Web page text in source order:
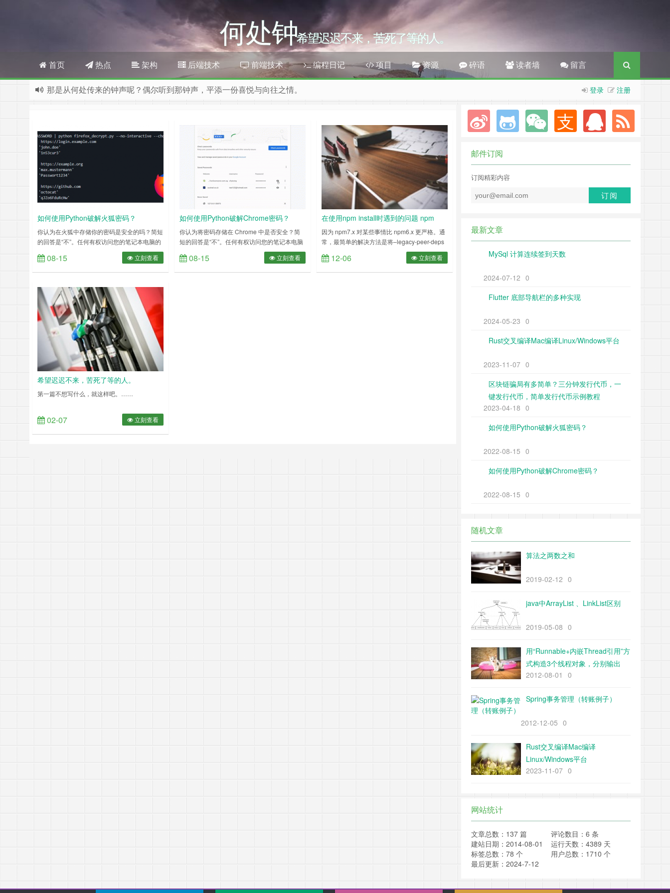
何处钟希望迟迟不来，苦死了等的人。
首页 热点 架构 后端技术 前端技术 编程日记 项目 资源 碎语 读者墙 留言
登录 注册
那是从何处传来的钟声呢？偶尔听到那钟声，平添一份喜悦与向往之情。
如何使用Python破解火狐密码？
你认为在火狐中存储你的密码是安全的吗？简短
的回答是“不”。任何有权访问您的笔记本电脑的
犯罪者都可以在几秒钟内解密您的所有密码。使
用 Python 解密的火狐密码使用 Python 解密的
火狐密码Python 是一种通用语言，可用于开发
是，同样可用于利用导致数据丢失和隐私的系统
漏洞。以前，我写过一篇关于“如……
08-15 立刻查看
如何使用Python破解Chrome密码？
你认为将密码存储在 Chrome 中是否安全？简
短的回答是“不”。任何有权访问您的笔记本电脑
的犯罪者都可以在几秒钟内解密你的所有密码。
便利是有代价的不可否认，在 Chrome 中保存
密码很方便。它可以帮助您自动登录您的网站，
08-15 立刻查看
在使用npm install时遇到的问题 npm
ERR! code ERESOLVE
因为 npm7.x 对某些事情比 npm6.x 更严格。通
常，最简单的解决方法是将–legacy-peer-deps
标志传递给 npm(e.g.，npm i –legacy-peer-
deps），或者使用 npm@6。提示：使用
npm@6 不需要卸载 npm@7。使用 npx 指定
12-06 立刻查看
希望迟迟不来，苦死了等的人。
第一篇不想写什么，就这样吧。……
02-07 立刻查看
邮件订阅
订阅精彩内容
最新文章
MySql 计算连续签到天数
2024-07-12 0
Flutter 底部导航栏的多种实现
2024-05-23 0
Rust交叉编译Mac编译Linux/Windows平台
2023-11-07 0
区块链骗局有多简单？三分钟发行代币，一
键发行代币，简单发行代币示例教程
2023-04-18 0
如何使用Python破解火狐密码？
2022-08-15 0
如何使用Python破解Chrome密码？
2022-08-15 0
随机文章
算法之两数之和
2019-02-12 0
java中ArrayList 、LinkList区别
2019-05-08 0
用“Runnable+内嵌Thread引用”方
式构造3个线程对象，分别输出
2、3、5的1-20倍，指出输出结果
2012-08-01 0
Spring事务管理（转账例子）
2012-12-05 0
Rust交叉编译Mac编译
Linux/Windows平台
2023-11-07 0
网站统计
文章总数：137 篇
评论数目：6 条
建站日期：2014-08-01
运行天数：4389 天
标签总数：78 个
用户总数：1710 个
最后更新：2024-7-12